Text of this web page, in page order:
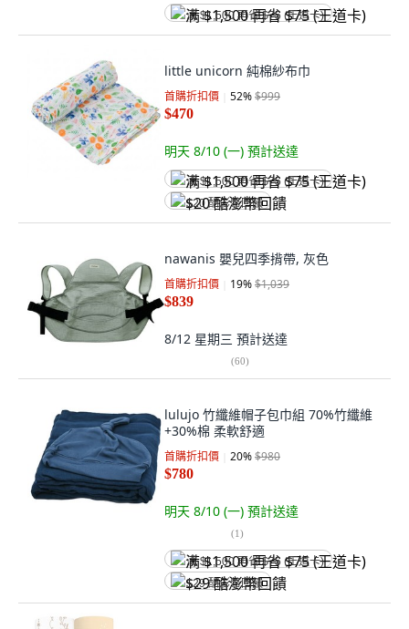
满 $1,500 再省 $75 (王道卡)
little unicorn 純棉紗布巾
首購折扣價 52%$999
$470
明天 8/10 (一) 預計送達
满 $1,500 再省 $75 (王道卡)
$20 酷澎幣回饋
nawanis 嬰兒四季揹帶, 灰色
首購折扣價 19%$1,039
$839
8/12 星期三 預計送達
(60)
lulujo 竹纖維帽子包巾組 70%竹纖維
+30%棉 柔軟舒適
首購折扣價 20%$980
$780
明天 8/10 (一) 預計送達
(1)
满 $1,500 再省 $75 (王道卡)
$29 酷澎幣回饋